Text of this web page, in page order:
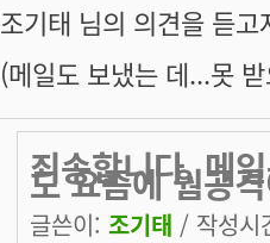
조기태 님의 의견을 듣고
(메일도 보냈는 데...못
죄송합니다. 메
도 요즘에 웜공
글쓴이: 조기태 / 작성